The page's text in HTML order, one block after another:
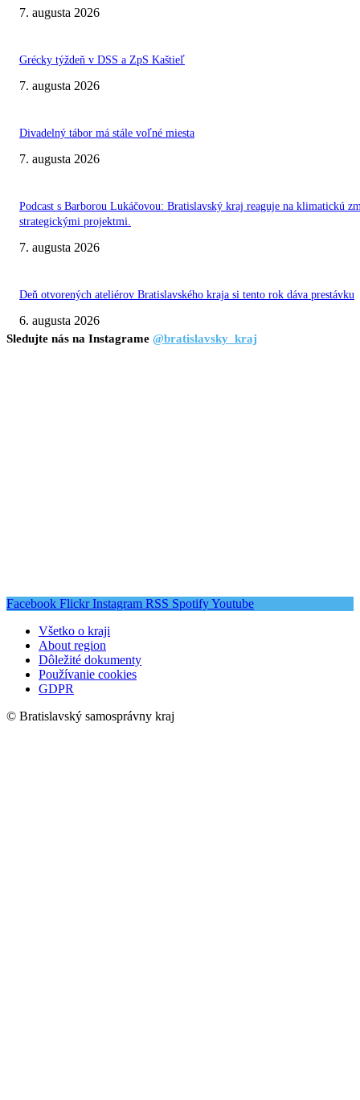
7. augusta 2026
Grécky týždeň v DSS a ZpS Kaštieľ
7. augusta 2026
Divadelný tábor má stále voľné miesta
7. augusta 2026
Podcast s Barborou Lukáčovou: Bratislavský kraj reaguje na klimatickú
strategickými projektmi.
7. augusta 2026
Deň otvorených ateliérov Bratislavského kraja si tento rok dáva prestávku
6. augusta 2026
Sledujte nás na Instagrame @bratislavsky_kraj
Facebook Flickr Instagram RSS SpotifyYoutube
Všetko o kraji
About region
Dôležité dokumenty
Používanie cookies
GDPR
© Bratislavský samosprávny kraj